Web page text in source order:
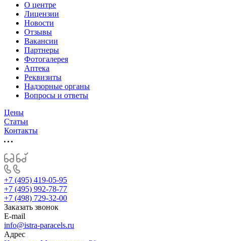
О центре
Лицензии
Новости
Отзывы
Вакансии
Партнеры
Фотогалерея
Аптека
Реквизиты
Надзорные органы
Вопросы и ответы
Цены
Статьи
Контакты
+7 (495) 419-05-95
+7 (495) 992-78-77
+7 (498) 729-32-00
Заказать звонок
E-mail
info@istra-paracels.ru
Адрес